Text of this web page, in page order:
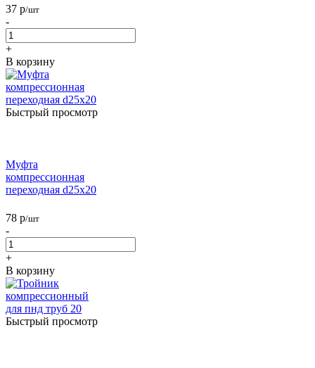
37 р/шт
-
+
В корзину
Быстрый просмотр
Муфта
компрессионная
переходная d25х20
78 р/шт
-
+
В корзину
Быстрый просмотр